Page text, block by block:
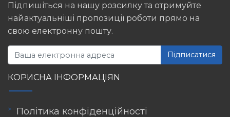
Підпишіться на нашу розсилку та отримуйте
найактуальніші пропозиції роботи прямо на
свою електронну пошту.
Підписатися
КОРИСНА ІНФОРМАЦІЯN
Політика конфіденційності